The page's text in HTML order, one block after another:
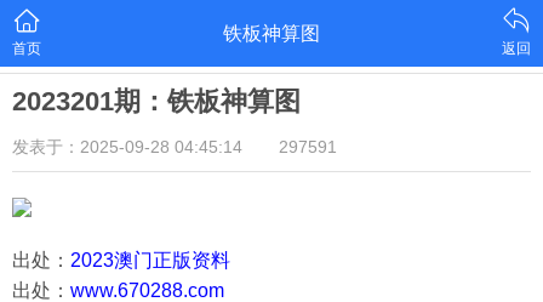
首页
铁板神算图
返回
2023201期：铁板神算图
发表于：2025-09-28 04:45:14 297591
出处： 2023澳门正版资料
出处： www.670288.com